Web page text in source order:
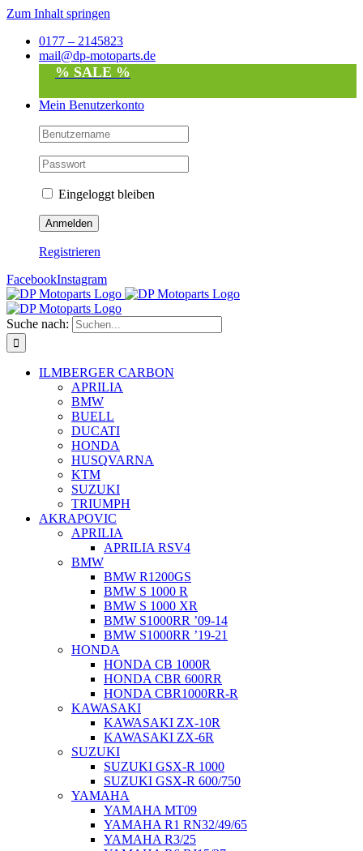
Zum Inhalt springen
0177 – 2145823
mail@dp-motoparts.de
% SALE %
Mein Benutzerkonto
Eingeloggt bleiben
Registrieren
FacebookInstagram
Suche nach:
ILMBERGER CARBON
APRILIA
BMW
BUELL
DUCATI
HONDA
HUSQVARNA
KTM
SUZUKI
TRIUMPH
AKRAPOVIC
APRILIA
APRILIA RSV4
BMW
BMW R1200GS
BMW S 1000 R
BMW S 1000 XR
BMW S1000RR ’09-14
BMW S1000RR ’19-21
HONDA
HONDA CB 1000R
HONDA CBR 600RR
HONDA CBR1000RR-R
KAWASAKI
KAWASAKI ZX-10R
KAWASAKI ZX-6R
SUZUKI
SUZUKI GSX-R 1000
SUZUKI GSX-R 600/750
YAMAHA
YAMAHA MT09
YAMAHA R1 RN32/49/65
YAMAHA R3/25